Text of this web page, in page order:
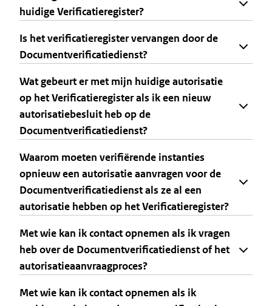
huidige Verificatieregister?
Is het verificatieregister vervangen door de
Documentverificatiedienst?
Wat gebeurt er met mijn huidige autorisatie
op het Verificatieregister als ik een nieuw
autorisatiebesluit heb op de
Documentverificatiedienst?
Waarom moeten verifiërende instanties
opnieuw een autorisatie aanvragen voor de
Documentverificatiedienst als ze al een
autorisatie hebben op het Verificatieregister?
Met wie kan ik contact opnemen als ik vragen
heb over de Documentverificatiedienst of het
autorisatieaanvraagproces?
Met wie kan ik contact opnemen als ik